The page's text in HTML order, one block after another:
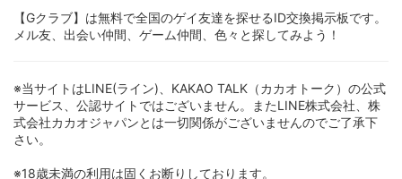
【Gクラブ】は無料で全国のゲイ友達を探せるID交換掲示板です。
メル友、出会い仲間、ゲーム仲間、色々と探してみよう！
※当サイトはLINE(ライン)、KAKAO TALK（カカオトーク）の公式
サービス、公認サイトではございません。またLINE株式会社、株
式会社カカオジャパンとは一切関係がございませんのでご了承下
さい。
※18歳未満の利用は固くお断りしております。